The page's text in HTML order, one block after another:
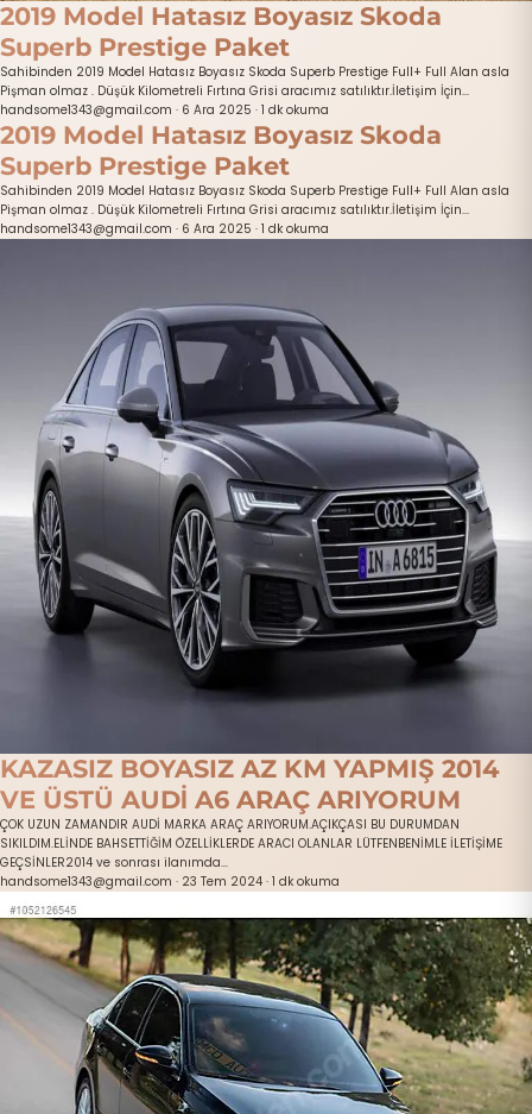
2019 Model Hatasız Boyasız Skoda
Superb Prestige Paket
Sahibinden 2019 Model Hatasız Boyasız Skoda Superb Prestige Full+ Full Alan asla
Pişman olmaz . Düşük Kilometreli Fırtına Grisi aracımız satılıktır.İletişim İçin...
handsome1343@gmail.com · 6 Ara 2025 · 1 dk okuma
2019 Model Hatasız Boyasız Skoda
Superb Prestige Paket
Sahibinden 2019 Model Hatasız Boyasız Skoda Superb Prestige Full+ Full Alan asla
Pişman olmaz . Düşük Kilometreli Fırtına Grisi aracımız satılıktır.İletişim İçin...
handsome1343@gmail.com · 6 Ara 2025 · 1 dk okuma
KAZASIZ BOYASIZ AZ KM YAPMIŞ 2014
VE ÜSTÜ AUDİ A6 ARAÇ ARIYORUM
ÇOK UZUN ZAMANDIR AUDİ MARKA ARAÇ ARIYORUM.AÇIKÇASI BU DURUMDAN
SIKILDIM.ELİNDE BAHSETTİĞİM ÖZELLİKLERDE ARACI OLANLAR LÜTFENBENİMLE İLETİŞİME
GEÇSİNLER2014 ve sonrası ilanımda...
handsome1343@gmail.com · 23 Tem 2024 · 1 dk okuma